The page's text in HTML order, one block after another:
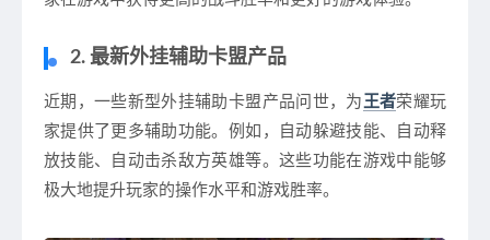
2. 最新外挂辅助卡盟产品
近期，一些新型外挂辅助卡盟产品问世，为 王者荣耀玩
家提供了更多辅助功能。例如，自动躲避技能、自动释
放技能、自动击杀敌方英雄等。这些功能在游戏中能够
极大地提升玩家的操作水平和游戏胜率。